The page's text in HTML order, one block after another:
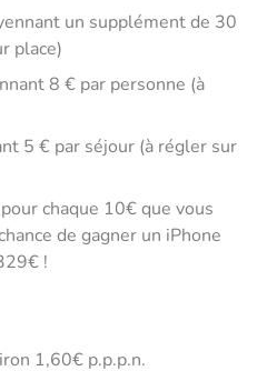
un supplément de 30
place)
8 € par personne (à
5 € par séjour (à régler sur
chaque 10€ que vous
de gagner un iPhone
!
1,60€ p.p.p.n.